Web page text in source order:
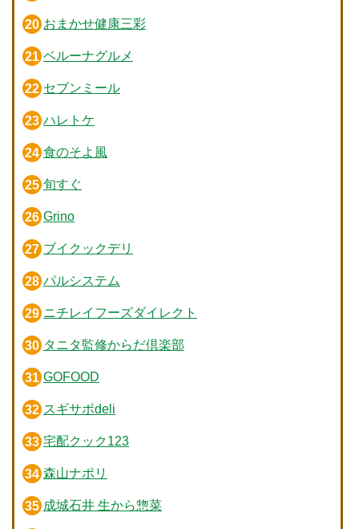
おまかせ健康三彩
ベルーナグルメ
セブンミール
ハレトケ
食のそよ風
旬すぐ
Grino
ブイクックデリ
パルシステム
ニチレイフーズダイレクト
タニタ監修からだ倶楽部
GOFOOD
スギサポdeli
宅配クック123
森山ナポリ
成城石井 生から惣菜